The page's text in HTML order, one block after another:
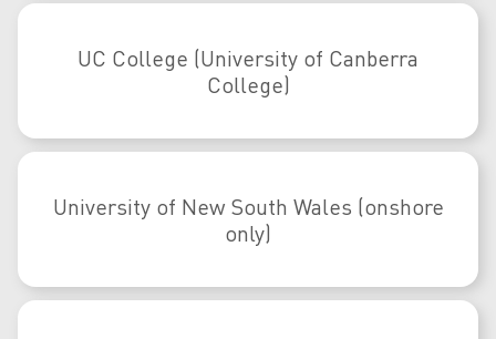
UC College (University of Canberra
College)
University of New South Wales (onshore
only)